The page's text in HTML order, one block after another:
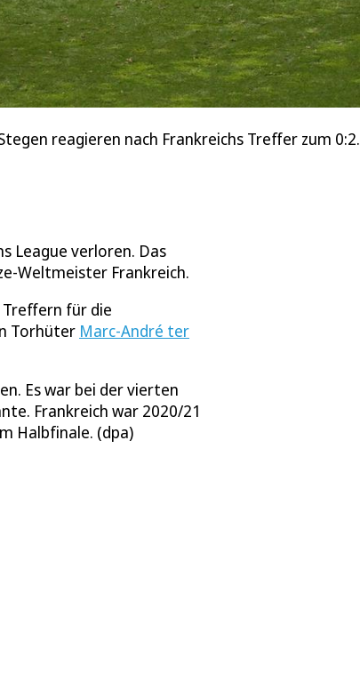
reagieren nach Frankreichs Treffer zum 0:2.
League verloren. Das
Weltmeister Frankreich.
Treffern für die
Torhüter Marc-André ter
Es war bei der vierten
Frankreich war 2020/21
Halbfinale. (dpa)